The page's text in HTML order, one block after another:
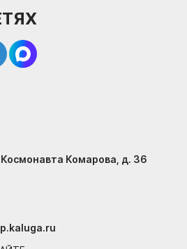
Комарова, д. 36